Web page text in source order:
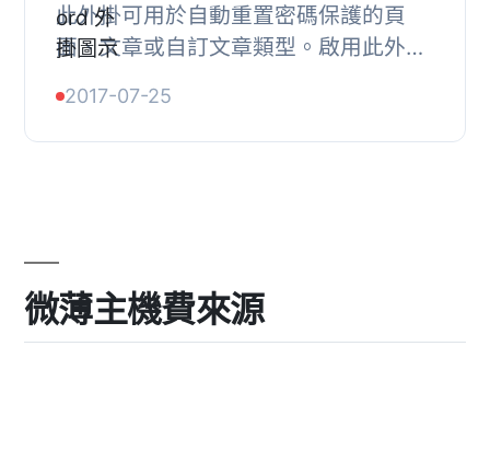
此外掛可用於自動重置密碼保護的頁
面、文章或自訂文章類型。啟用此外掛
將文章的可見度設定為密碼保護，之後
您可以選擇重...
2017-07-25
微薄主機費來源